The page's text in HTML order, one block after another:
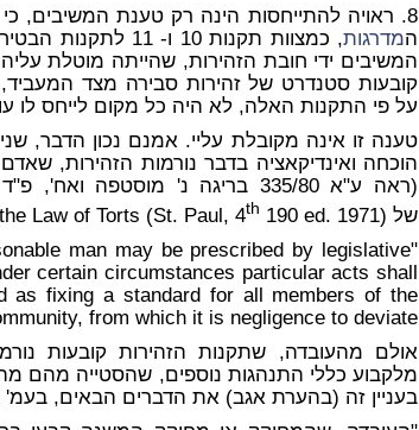
8. ראויה להתייחסות הינה רק טענת המשיבים, כי בהתקינם הן
המדרגות
, כמצוות תקנות 10
המשיבים ידי חובת הזהירות, שהייתה מוטלת
קובעות סטנדרט של זהירות סבירה מצד
על פי התקנות האלה, לא היה כל מקום לייחס לו
טענה זו אינה מקובלת עליי. אמנם נכון הדבר,
הוכחה ואינדיקאציה בדבר נורמות הזהירות,
של (W.L.Prosser, Handbook off the Law of Torts (St. Paul, 4
th 190 ed. 1971:
man may be prescribed by legislative
certain circumstances particular acts shall
as fixing a standard for all members of the
from which it is negligence to deviate".
אולם מהעובדה, שתקנות הזהירות קובעות
בעניין זה (בהערת אגב) את הדברים הבאים, בעמ' 41: